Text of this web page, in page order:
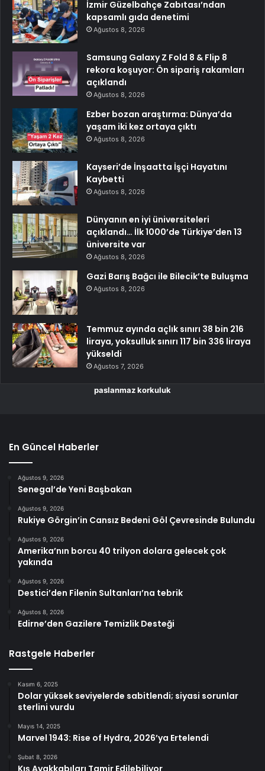
İzmir Güzelbahçe Zabıtası’ndan
kapsamlı gıda denetimi
Ağustos 8, 2026
Samsung Galaxy Z Fold 8 & Flip 8
rekora koşuyor: Ön sipariş rakamları
açıklandı
Ağustos 8, 2026
Ezber bozan araştırma: Dünya’da
yaşam iki kez ortaya çıktı
Ağustos 8, 2026
Kayseri’de İnşaatta İşçi Hayatını
Kaybetti
Ağustos 8, 2026
Dünyanın en iyi üniversiteleri
açıklandı… İlk 1000’de Türkiye’den 13
üniversite var
Ağustos 8, 2026
Gazi Barış Bağcı ile Bilecik’te Buluşma
Ağustos 8, 2026
Temmuz ayında açlık sınırı 38 bin 216
liraya, yoksulluk sınırı 117 bin 336 liraya
yükseldi
Ağustos 7, 2026
paslanmaz korkuluk
En Güncel Haberler
Ağustos 9, 2026
Senegal’de Yeni Başbakan
Ağustos 9, 2026
Rukiye Görgin’in Cansız Bedeni Göl Çevresinde Bulundu
Ağustos 9, 2026
Amerika’nın borcu 40 trilyon dolara gelecek çok
yakında
Ağustos 9, 2026
Destici’den Filenin Sultanları’na tebrik
Ağustos 8, 2026
Edirne’den Gazilere Temizlik Desteği
Rastgele Haberler
Kasım 6, 2025
Dolar yüksek seviyelerde sabitlendi; siyasi sorunlar
sterlini vurdu
Mayıs 14, 2025
Marvel 1943: Rise of Hydra, 2026’ya Ertelendi
Şubat 8, 2026